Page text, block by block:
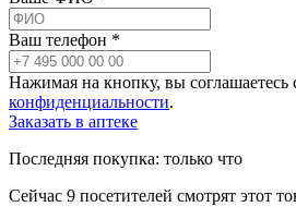
Ваш телефон *
Нажимая на кнопку, вы соглашаетесь
конфиденциальности.
Заказать в аптеке
Последняя покупка: только что
Сейчас 9 посетителей смотрят этот